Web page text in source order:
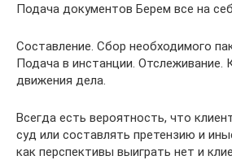
Подача документов Берем все на
Составление. Сбор необходимого
Подача в инстанции. Отслеживание.
движения дела.
Всегда есть вероятность, что
суд или составлять претензию и
как перспективы выиграть нет и